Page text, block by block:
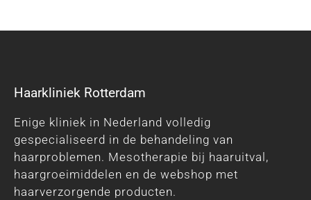
Haarkliniek Rotterdam
Enige kliniek in Nederland volledig
gespecialiseerd in de behandeling van
haarproblemen. Mesotherapie bij haaruitval,
haargroeimiddelen en de webshop met
haarverzorgende producten.